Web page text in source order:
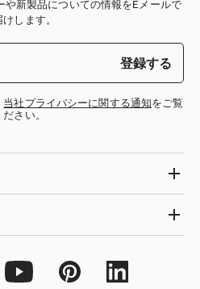
新製品についての情報をEメールで
します。
登録する
当社プライバシーに関する通知をご覧
ださい。